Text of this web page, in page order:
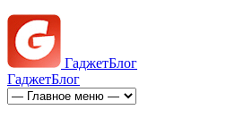
ГаджетБлог
ГаджетБлог